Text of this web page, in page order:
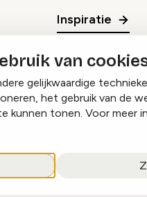
van
gelijkwaardige
het gebruik van de
kunnen tonen. Voor meer
Inspiratie